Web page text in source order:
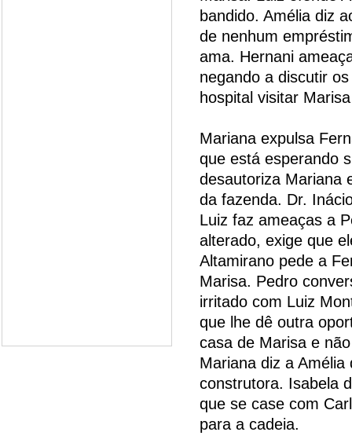
bandido. Amélia diz
de nenhum
ama. Hernani
negando a discutir
hospital visitar
Mariana expulsa
que está esperando
desautoriza Mariana
da fazenda. Dr.
Luiz faz ameaças a
alterado, exige que
Altamirano pede a
Marisa. Pedro
irritado com Luiz
que lhe dê outra
casa de Marisa e
Mariana diz a
construtora. Isabela
que se case com
para a cadeia.